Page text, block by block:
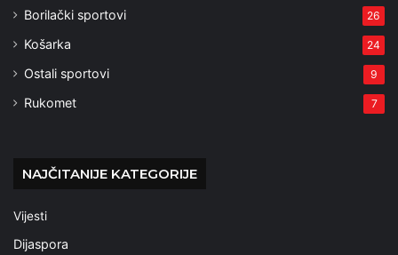
Borilački sportovi 26
Košarka 24
Ostali sportovi 9
Rukomet 7
NAJČITANIJE KATEGORIJE
Vijesti
Dijaspora